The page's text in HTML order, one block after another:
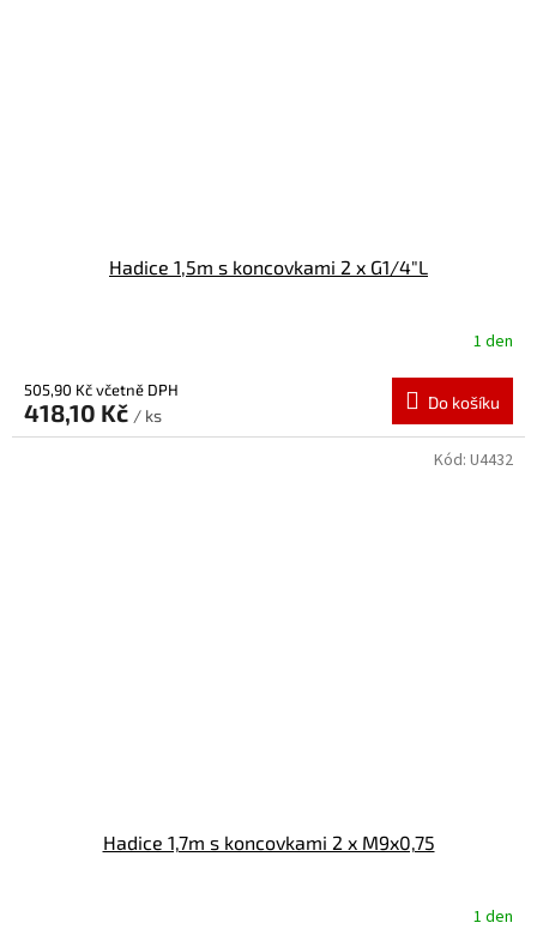
Hadice 1,5m s koncovkami 2 x G1/4"L
1 den
505,90 Kč včetně DPH
418,10 Kč / ks
Do košíku
Hadice 1,7m s koncovkami 2 x M9x0,75
1 den
Kód: U4432